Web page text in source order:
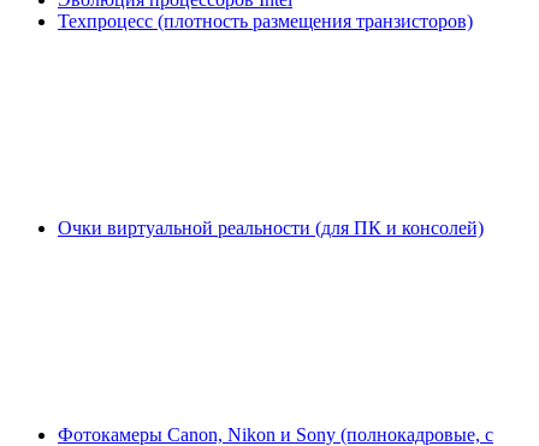
Техпроцесс (плотность размещения транзисторов)
Очки виртуальной реальности (для ПК и консолей)
Фотокамеры Canon, Nikon и Sony (полнокадровые, с